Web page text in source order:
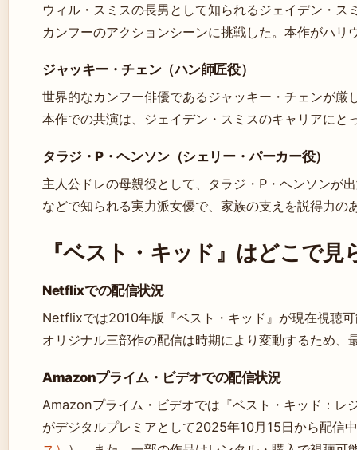
ウィル・スミスの長男として知られるジェイデン・
カンフーのアクションシーンに挑戦した。本作がハ
ジャッキー・チェン（ハン師匠役）
世界的なカンフー俳優であるジャッキー・チェンが厳
本作での共演は、ジェイデン・スミスのキャリアにと
タラジ・P・ヘンソン（シェリー・パーカー役）
主人公ドレの母親役として、タラジ・P・ヘンソンが
などで知られる実力派女優で、家族の支えを説得力の
『ベスト・キッド』はどこで見
Netflixでの配信状況
Netflixでは2010年版『ベスト・キッド』が現在視聴
オリジナル三部作の配信は時期により変動するため、
Amazonプライム・ビデオでの配信状況
Amazonプライム・ビデオでは『ベスト・キッド：レ
がデジタルプレミアとして2025年10月15日から配信